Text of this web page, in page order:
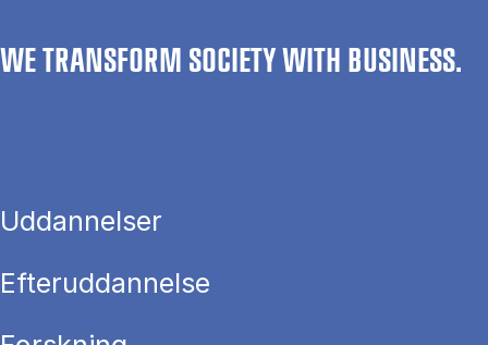
WE TRANSFORM SOCIETY WITH BUSINESS.
Uddannelser
Efteruddannelse